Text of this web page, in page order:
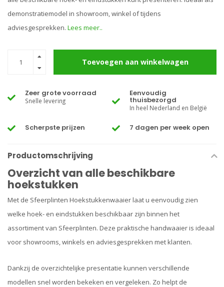
demonstratiemodel in showroom, winkel of tijdens
adviesgesprekken. Lees meer..
Toevoegen aan winkelwagen
Zeer grote voorraad
Snelle levering
Eenvoudig
thuisbezorgd
In heel Nederland en België
Scherpste prijzen 7 dagen per week open
Productomschrijving
Overzicht van alle beschikbare
hoekstukken
Met de Sfeerplinten Hoekstukkenwaaier laat u eenvoudig zien
welke hoek- en eindstukken beschikbaar zijn binnen het
assortiment van Sfeerplinten. Deze praktische handwaaier is ideaal
voor showrooms, winkels en adviesgesprekken met klanten.
Dankzij de overzichtelijke presentatie kunnen verschillende
modellen snel worden bekeken en vergeleken. Zo helpt de